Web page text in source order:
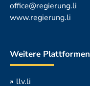
office@regierung.li
www.regierung.li
Weitere Plattformen
llv.li